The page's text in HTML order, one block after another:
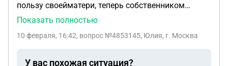
пользу своейматери, теперь собственником
квартиры является его мать и сын от сестры, так
несовершеннолетним. В квартире прописаны его
Показать полностью
10 февраля, 16:42, вопрос №4853145, Юлия, г. Москва
У вас похожая ситуация?